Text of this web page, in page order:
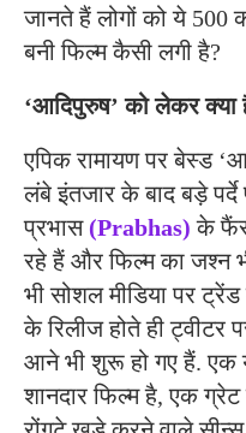
जानते हैं लोगों को ये 500
बनी फिल्म कैसी लगी है?
‘आदिपुरुष’ को लेकर क्या
एपिक रामायण पर बेस्ड
लंबे इंतजार के बाद बड़े
प्रभास (Prabhas)के
रहे हैं और फिल्म का जश्न
भी सोशल मीडिया पर
के रिलीज होते ही ट्वीटर
आने भी शुरू हो गए हैं. एक
शानदार फिल्म है, एक